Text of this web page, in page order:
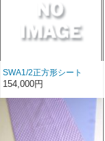
SWA1/2正方形シート
100×100
154,000円